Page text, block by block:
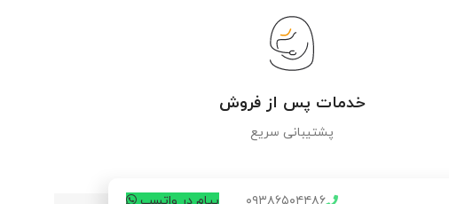
خدمات پس از فروش
پشتیبانی سریع